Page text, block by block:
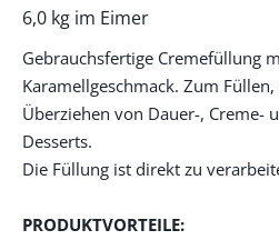
6,0 kg im Eimer
Gebrauchsfertige Cremefüllung
Karamellgeschmack. Zum
Überziehen von Dauer-, Creme-
Desserts.
Die Füllung ist direkt zu
PRODUKTVORTEILE: